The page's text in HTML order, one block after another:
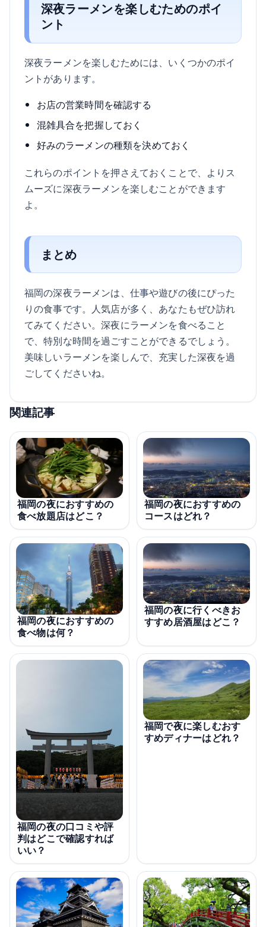
深夜ラーメンを楽しむためのポイ
ント
深夜ラーメンを楽しむためには、いくつかのポイ
ントがあります。
お店の営業時間を確認する
混雑具合を把握しておく
好みのラーメンの種類を決めておく
これらのポイントを押さえておくことで、よりス
ムーズに深夜ラーメンを楽しむことができます
よ。
まとめ
福岡の深夜ラーメンは、仕事や遊びの後にぴった
りの食事です。人気店が多く、あなたもぜひ訪れ
てみてください。深夜にラーメンを食べること
で、特別な時間を過ごすことができるでしょう。
美味しいラーメンを楽しんで、充実した深夜を過
ごしてくださいね。
関連記事
福岡の夜におすすめの
食べ放題店はどこ？
福岡の夜におすすめの
コースはどれ？
福岡の夜におすすめの
食べ物は何？
福岡の夜に行くべきお
すすめ居酒屋はどこ？
福岡の夜の口コミや評
判はどこで確認すれば
いい？
福岡で夜に楽しむおす
すめディナーはどれ？